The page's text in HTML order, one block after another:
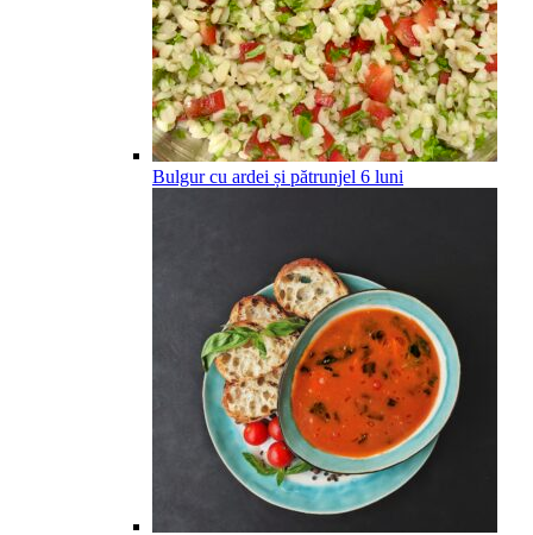
Bulgur cu ardei și pătrunjel 6 luni